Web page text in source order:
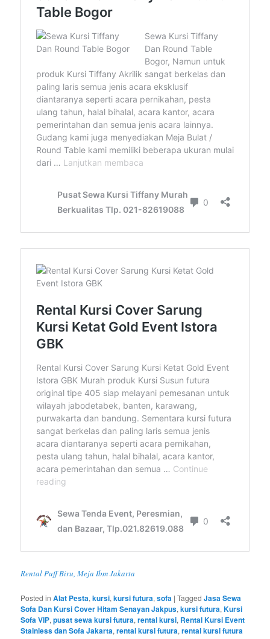
Rental Puff Biru, Meja Ibm Jakarta
Posted in Alat Pesta,kursi,kursi futura,sofa |Tagged Jasa Sewa
Sofa Dan Kursi Cover Hitam Senayan Jakpus,kursi futura,Kursi
Sofa VIP,pusat sewa kursi futura,rental kursi, Rental Kursi Event
Stainless dan Sofa Jakarta,rental kursi futura,rental kursi futura